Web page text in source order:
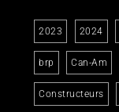
2023 2024
brp Can-Am
Constructeurs